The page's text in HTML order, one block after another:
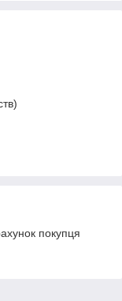
покупця